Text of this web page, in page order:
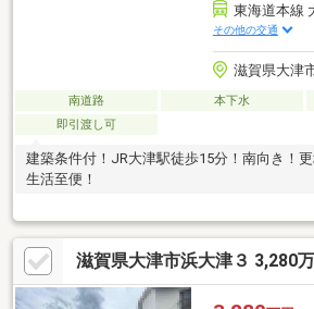
東海道本線
その他の交通
滋賀県大津
南道路 本下水
即引渡し可
建築条件付！JR大津駅徒歩15分！南向き！
生活至便！
滋賀県大津市浜大津３ 3,280